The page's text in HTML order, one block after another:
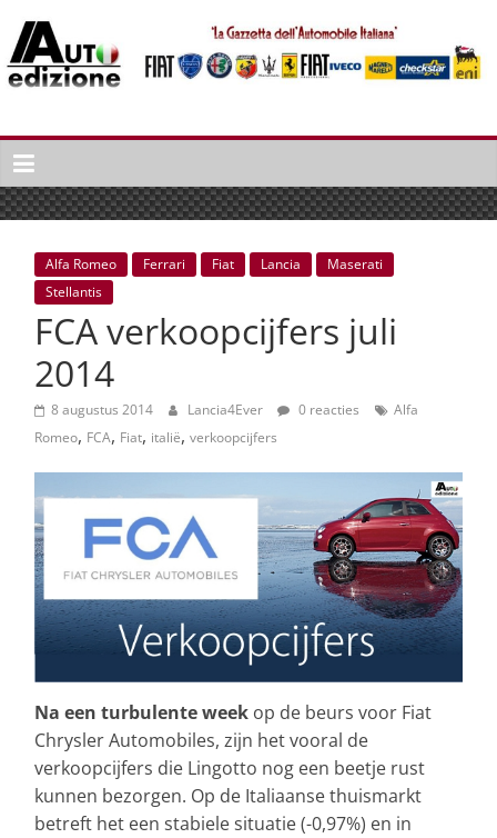
naar
inhoud
Auto
Edizione
La
Gazetta
dell'Automobile
Italiana
Italiaans
autonieuws
lifestyle
Alfa Romeo Ferrari Fiat Lancia
Maserati
Stellantis
FCA verkoopcijfers juli
2014
8 augustus 2014 Lancia4Ever 0 reacties
Alfa
Romeo, FCA, Fiat, italië, verkoopcijfers
Na een turbulente week op de beurs voor Fiat
Chrysler Automobiles, zijn het vooral de
verkoopcijfers die Lingotto nog een beetje rust
kunnen bezorgen. Op de Italiaanse thuismarkt
betreft het een stabiele situatie (-0,97%) en in